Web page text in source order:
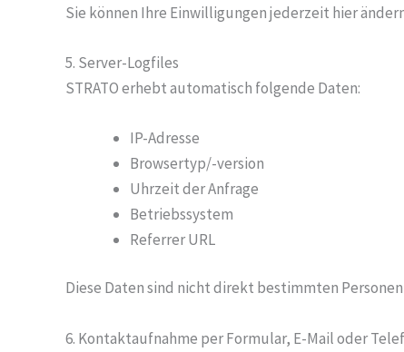
Sie können Ihre Einwilligungen jederzeit hier
5. Server-Logfiles
STRATO erhebt automatisch folgende Daten:
IP-Adresse
Browsertyp/-version
Uhrzeit der Anfrage
Betriebssystem
Referrer URL
Diese Daten sind nicht direkt bestimmten
6. Kontaktaufnahme per Formular, E-Mail oder